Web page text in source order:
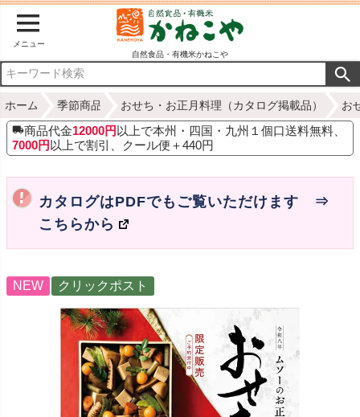
メニュー
自然食品・有機米かねこや
ホーム 季節商品 おせち・お正月料理（カタログ掲載品） お
商品代金12000円 以上で本州・四国・九州１個口送料無料、
7000円 以上で割引、クール便＋440円
カタログはPDFでもご覧いただけます ⇒
こちらから
NEW クリックポスト